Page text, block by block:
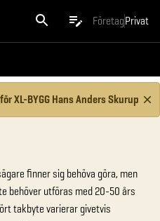
FöretagPrivat
XL-BYGG Hans Anders Skurup
finner sig behöva göra, men
behöver utföras med 20-50 års
takbyte varierar givetvis